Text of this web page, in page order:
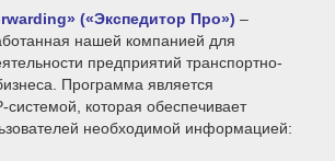
(«Экспедитор Про») –
нашей компанией для
предприятий транспортно-
Программа является
системой, которая обеспечивает
необходимой информацией: